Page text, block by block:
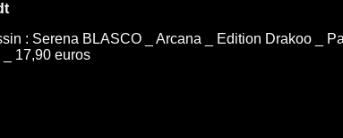
: Serena BLASCO _ Arcana _ Edition Drakoo _
17,90 euros